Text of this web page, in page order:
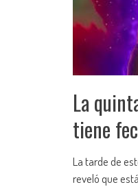
La
tiene
La tarde de
reveló que